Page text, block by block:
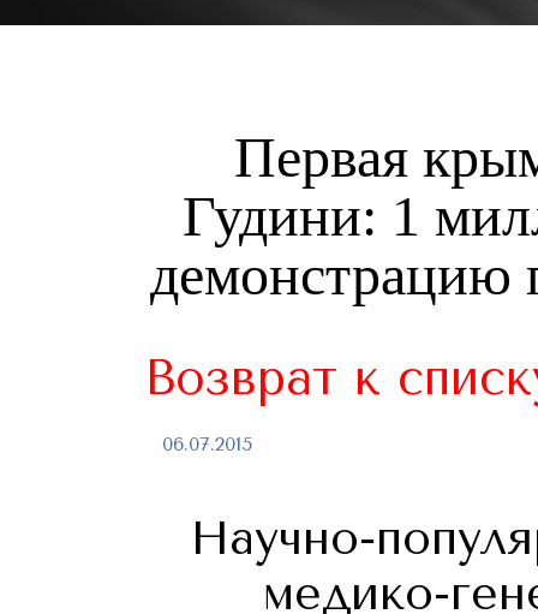
Первая
Гудини: 1
демонстрацию
Возврат к
06.07.2015
Научно-
медико-